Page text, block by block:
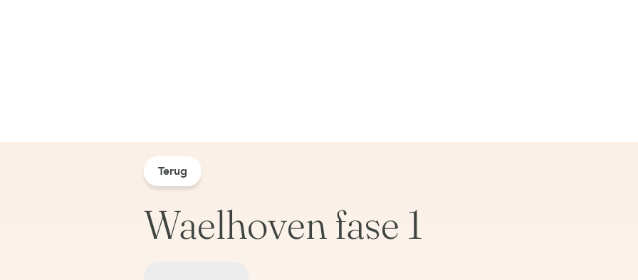
Terug
Waelhoven fase 1